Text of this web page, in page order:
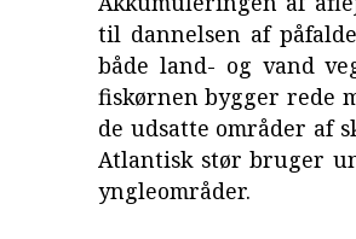
til dannelsen af
både land- og vand
fiskørnen bygger rede
de udsatte områder af
Atlantisk stør bruger
yngleområder.